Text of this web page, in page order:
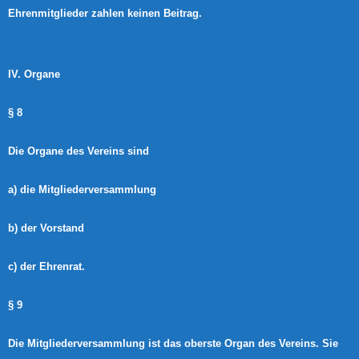
Ehrenmitglieder zahlen keinen Beitrag.
IV. Organe
§ 8
Die Organe des Vereins sind
a) die Mitgliederversammlung
b) der Vorstand
c) der Ehrenrat.
§ 9
Die Mitgliederversammlung ist das oberste Organ des Vereins. Sie